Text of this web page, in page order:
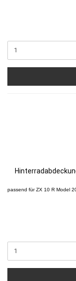
passend fürZX 10 R Model